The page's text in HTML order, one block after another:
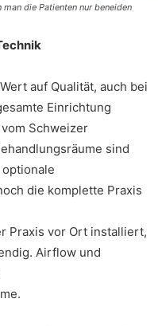
die Patienten nur beneiden
auf Qualität, auch bei
Einrichtung
Schweizer
sind
die komplette Praxis
Praxis vor Ort installiert,
Airflow und